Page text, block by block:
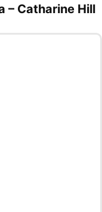
– Catharine Hill